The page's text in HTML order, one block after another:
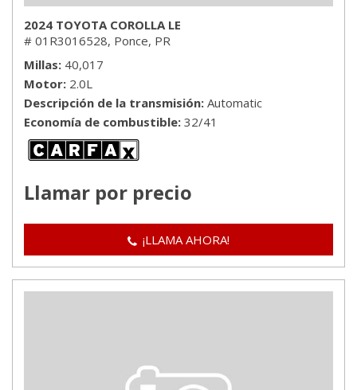
2024 TOYOTA COROLLA LE
# 01R3016528, Ponce, PR
Millas 40,017
Motor 2.0L
Descripción de la transmisión Automatic
Economía de combustible 32/41
Llamar por precio
¡LLAMA AHORA!